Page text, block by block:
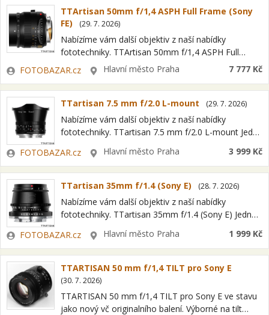
TTArtisan 50mm f/1,4 ASPH Full Frame (Sony
FE)
(29. 7. 2026)
Nabízíme vám další objektiv z naší nabídky
fototechniky. TTArtisan 50mm f/1,4 ASPH Full
Frame (Sony FE) Jedná se o položku OPEN BOX =
nový kus s plnou zárukou…
Zadavatel
FOTOBAZAR.cz LokalitaHlavní město Praha 7 777 Kč
TTartisan 7.5 mm f/2.0 L-mount (29. 7. 2026)
Nabízíme vám další objektiv z naší nabídky
fototechniky. TTartisan 7.5 mm f/2.0 L-mount Jedná
zárukou a možností odpočtu…
Zadavatel
FOTOBAZAR.cz LokalitaHlavní město Praha 3 999 Kč
TTartisan 35mm f/1.4 (Sony E) (28. 7. 2026)
Nabízíme vám další objektiv z naší nabídky
fototechniky. TTartisan 35mm f/1.4 (Sony E) Jedná
zárukou a možností odpočtu…
Zadavatel
FOTOBAZAR.cz LokalitaHlavní město Praha 1 999 Kč
TTARTISAN 50 mm f/1,4 TILT pro Sony E
(30. 7. 2026)
TTARTISAN 50 mm f/1,4 TILT pro Sony E ve stavu
jako nový vč originalního balení. Výborné na tilt